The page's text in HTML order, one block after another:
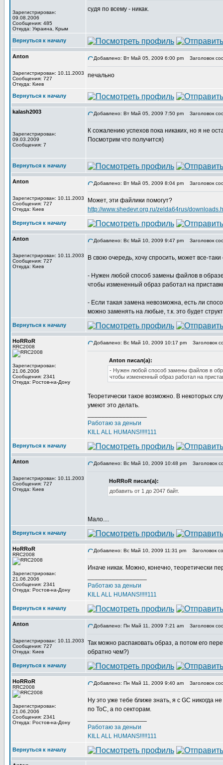
Зарегистрирован:
09.08.2006
Сообщения: 485
Откуда: Украина, Крым
судя по всему - никак.
Вернуться к началу
Anton
Зарегистрирован: 10.11.2003
Сообщения: 727
Откуда: Киев
Добавлено: Вт Май 05, 2009 6:00 pm Заголовок
печально
Вернуться к началу
kalash2003
Зарегистрирован:
09.03.2009
Сообщения: 7
Добавлено: Вт Май 05, 2009 7:50 pm Заголовок
К сожалению успехов пока никаких, но я не
Посмотрим что получится)
Вернуться к началу
Anton
Зарегистрирован: 10.11.2003
Сообщения: 727
Откуда: Киев
Добавлено: Вт Май 05, 2009 8:04 pm Заголовок
Может, эти файлики помогут?
http://www.shedevr.org.ru/zelda64rus/
Вернуться к началу
Anton
Зарегистрирован: 10.11.2003
Сообщения: 727
Откуда: Киев
Добавлено: Вс Май 10, 2009 9:47 pm Заголовок
В свою очередь, хочу спросить, может все-таки
- Нужен любой способ замены файлов в
чтобы измененный образ работал на
- Если такая замена невозможна, есть ли
можно заменять на любые, т.к. это будет
Вернуться к началу
HoRRoR
RRC2008
Зарегистрирован:
21.06.2006
Сообщения: 2341
Откуда: Ростов-на-Дону
Добавлено: Вс Май 10, 2009 10:17 pm Заголовок
Anton писал(а):
- Нужен любой способ замены файлов в
чтобы измененный образ работал на
Теоретически такое возможно. В некоторых
умеют это делать.
Работаю за деньги
KILL ALL HUMANS!!!!!111
Вернуться к началу
Anton
Зарегистрирован: 10.11.2003
Сообщения: 727
Откуда: Киев
Добавлено: Вс Май 10, 2009 10:48 pm Заголовок
HoRRoR писал(а):
добавить от 1 до 2047 байт.
Мало....
Вернуться к началу
HoRRoR
RRC2008
Зарегистрирован:
21.06.2006
Сообщения: 2341
Откуда: Ростов-на-Дону
Добавлено: Вс Май 10, 2009 11:31 pm Заголовок
Иначе никак. Можно, конечно, теоретически
Работаю за деньги
KILL ALL HUMANS!!!!!111
Вернуться к началу
Anton
Зарегистрирован: 10.11.2003
Сообщения: 727
Откуда: Киев
Добавлено: Пн Май 11, 2009 7:21 am Заголовок
Так можно распаковать образ, а потом его
обратно чем?)
Вернуться к началу
HoRRoR
RRC2008
Зарегистрирован:
21.06.2006
Сообщения: 2341
Откуда: Ростов-на-Дону
Добавлено: Пн Май 11, 2009 9:40 am Заголовок
Ну это уже тебе ближе знать, я с GC никогда
по ToC, а по секторам.
Работаю за деньги
KILL ALL HUMANS!!!!!111
Вернуться к началу